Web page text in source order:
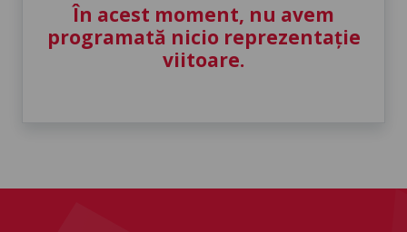
În acest moment, nu avem
programată nicio reprezentație
viitoare.